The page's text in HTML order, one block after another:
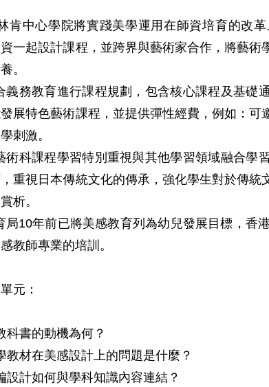
肯中心學院將實踐美學運用在師資培育的改
一起設計課程，並跨界與藝術家合作，將藝
。
義務教育進行課程規劃，包含核心課程及基礎
展特色藝術課程，並提供彈性經費，例如：
刺激。
術科課程學習特別重視與其他學習領域融合學
重視日本傳統文化的傳承，強化學生對於傳
析。
局10年前已將美感教育列為幼兒發展目標，香
教師專業的培訓。
元：
科書的動機為何？
教材在美感設計上的問題是什麼？
設計如何與學科知識內容連結？